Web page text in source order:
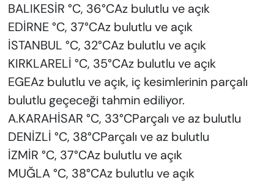
BALIKESİR °C, 36°CAz bulutlu ve açık
EDİRNE °C, 37°CAz bulutlu ve açık
İSTANBUL °C, 32°CAz bulutlu ve açık
KIRKLARELİ °C, 35°CAz bulutlu ve açık
EGEAz bulutlu ve açık, iç kesimlerinin parçalı
bulutlu geçeceği tahmin ediliyor.
A.KARAHİSAR °C, 33°CParçalı ve az bulutlu
DENİZLİ °C, 38°CParçalı ve az bulutlu
İZMİR °C, 37°CAz bulutlu ve açık
MUĞLA °C, 38°CAz bulutlu ve açık